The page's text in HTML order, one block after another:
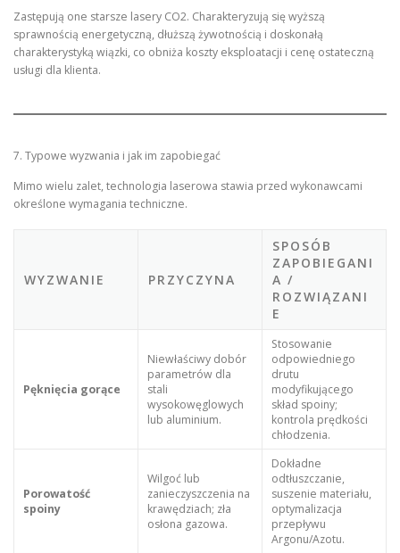
Zastępują one starsze lasery CO2. Charakteryzują się wyższą
sprawnością energetyczną, dłuższą żywotnością i doskonałą
charakterystyką wiązki, co obniża koszty eksploatacji i cenę ostateczną
usługi dla klienta.
7. Typowe wyzwania i jak im zapobiegać
Mimo wielu zalet, technologia laserowa stawia przed wykonawcami
określone wymagania techniczne.
WYZWANIE PRZYCZYNA
SPOSÓB
ZAPOBIEGANI
A /
ROZWIĄZANI
E
Pęknięcia gorące
Niewłaściwy dobór
parametrów dla
stali
wysokowęglowych
lub aluminium.
Stosowanie
odpowiedniego
drutu
modyfikującego
skład spoiny;
kontrola prędkości
chłodzenia.
Porowatość
spoiny
Wilgoć lub
zanieczyszczenia na
krawędziach; zła
osłona gazowa.
Dokładne
odtłuszczanie,
suszenie materiału,
optymalizacja
przepływu
Argonu/Azotu.